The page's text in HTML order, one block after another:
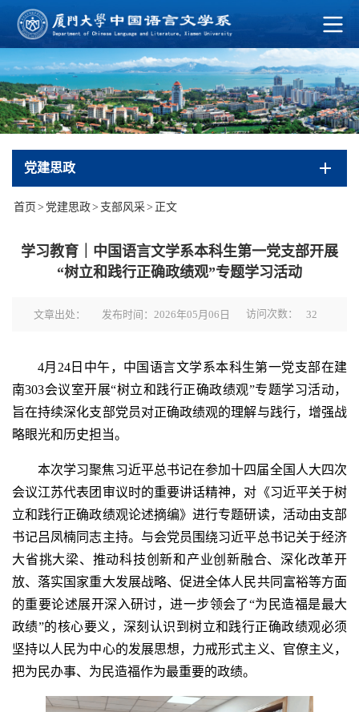
党建思政
首页 > 党建思政> 支部风采> 正文
学习教育｜中国语言文学系本科生第一党支部开展
“树立和践行正确政绩观”专题学习活动
文章出处： 发布时间：2026年05月06日 访问次数： 32
4月24日中午，中国语言文学系本科生第一党支部在建
南303会议室开展“树立和践行正确政绩观”专题学习活动，
旨在持续深化支部党员对正确政绩观的理解与践行，增强战
略眼光和历史担当。
本次学习聚焦习近平总书记在参加十四届全国人大四次
会议江苏代表团审议时的重要讲话精神，对《习近平关于树
立和践行正确政绩观论述摘编》进行专题研读，活动由支部
书记吕凤楠同志主持。与会党员围绕习近平总书记关于经济
大省挑大梁、推动科技创新和产业创新融合、深化改革开
放、落实国家重大发展战略、促进全体人民共同富裕等方面
的重要论述展开深入研讨，进一步领会了“为民造福是最大
政绩”的核心要义，深刻认识到树立和践行正确政绩观必须
坚持以人民为中心的发展思想，力戒形式主义、官僚主义，
把为民办事、为民造福作为最重要的政绩。